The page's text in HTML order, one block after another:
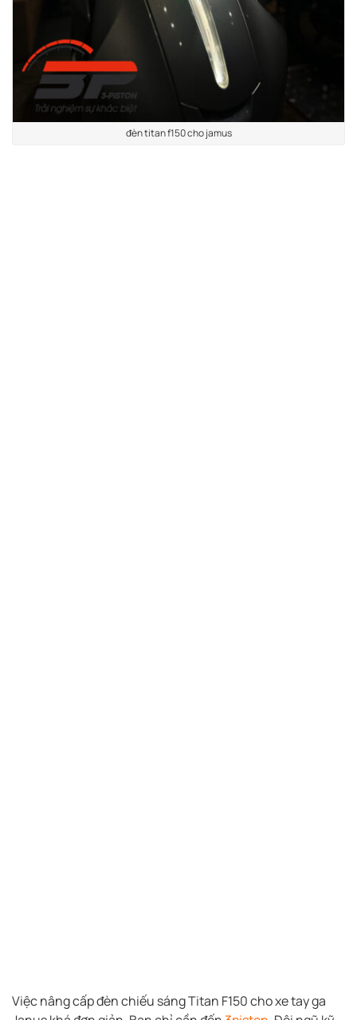
đèn titan f150 cho jamus
Việc nâng cấp đèn chiếu sáng Titan F150 cho xe tay ga